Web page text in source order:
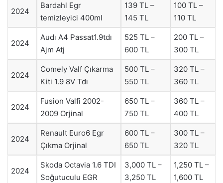
2024
Bardahl Egr
temizleyici 400ml
139 TL –
145 TL
100 TL –
110 TL
2024
Audı A4 Passat1.9tdı
Ajm Atj
525 TL –
600 TL
200 TL –
300 TL
2024
Comely Valf Çıkarma
Kiti 1.9 8V Tdı
500 TL –
550 TL
320 TL –
360 TL
2024
Fusion Valfi 2002-
2009 Orjinal
650 TL –
750 TL
360 TL –
400 TL
2024
Renault Euro6 Egr
Çıkma Orjinal
600 TL –
650 TL
300 TL –
320 TL
2024
Skoda Octavia 1.6 TDI
Soğutuculu EGR
3,000 TL –
3,250 TL
1,250 TL –
1,600 TL